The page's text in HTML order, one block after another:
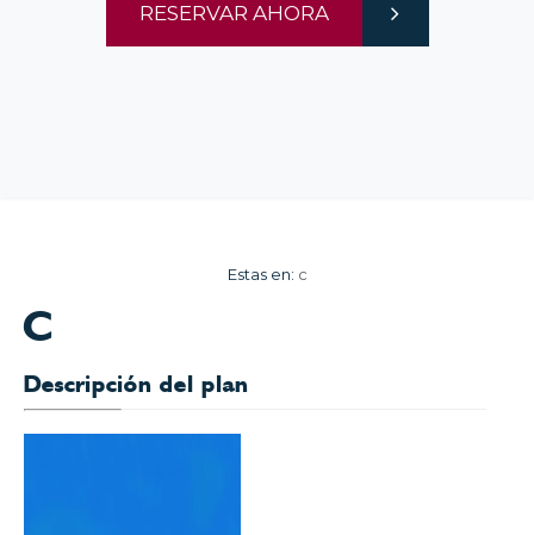
Estas en: c
C
Descripción del plan
RESERVAR AHORA